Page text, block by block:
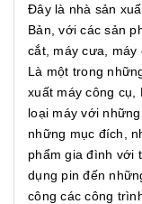
Đây là nhà sản
Bản, với các sản
cắt, máy cưa, máy
Là một trong
xuất máy công cụ,
loại máy với
những mục đích,
phẩm gia đình với
dụng pin đến
công các công